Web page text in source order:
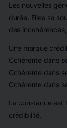
Les nouvelles
durée. Elles se
des
Une marque
Cohérente dans
Cohérente dans
Cohérente dans
La constance est
crédibilité.